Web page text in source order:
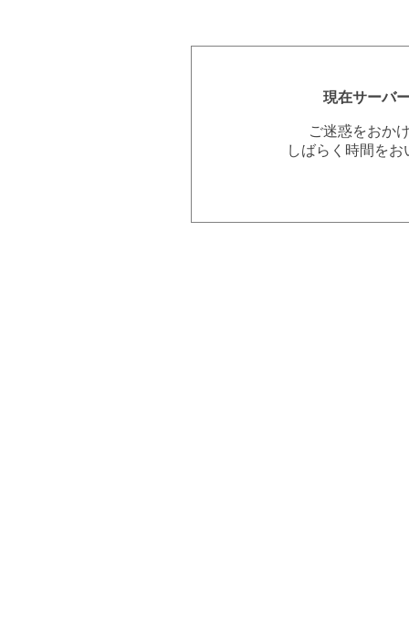
現在サーバ
ご迷惑をおか
しばらく時間を